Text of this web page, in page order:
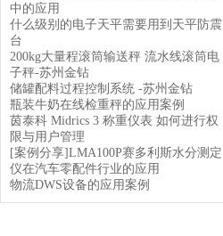
中的应用
什么级别的电子天平需要用到天平防震
台
200kg大量程滚筒输送秤 流水线滚筒电
子秤-苏州金钻
储罐配料过程控制系统 -苏州金钻
瓶装牛奶在线检重秤的应用案例
茵泰科 Midrics 3 称重仪表 如何进行权
限与用户管理
[案例分享]LMA100P赛多利斯水分测定
仪在汽车零配件行业的应用
物流DWS设备的应用案例